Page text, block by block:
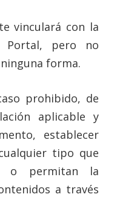
vinculará con la
Portal, pero no
forma.
prohibido, de
aplicable y
establecer
tipo que
o permitan la
a través